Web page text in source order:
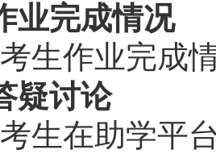
业完成情况
生作业完成
疑讨论
生在助学平